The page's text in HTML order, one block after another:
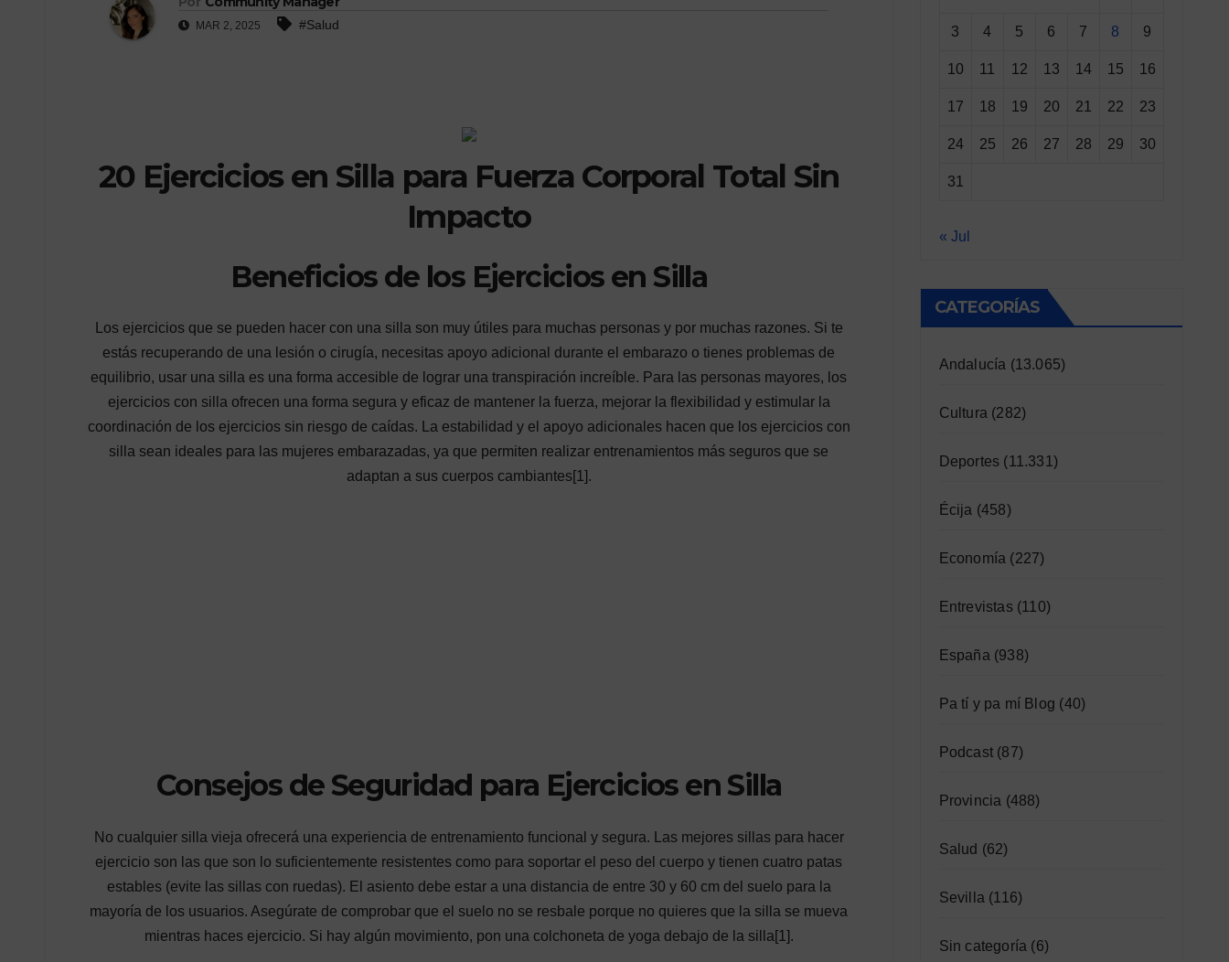
MAR 2, 2025 #Salud
20 Ejercicios en Silla para Fuerza Corporal Total Sin
Impacto
Beneficios de los Ejercicios en Silla
Los ejercicios que se pueden hacer con una silla son muy útiles para muchas personas y por muchas razones. Si te
estás recuperando de una lesión o cirugía, necesitas apoyo adicional durante el embarazo o tienes problemas de
equilibrio, usar una silla es una forma accesible de lograr una transpiración increíble. Para las personas mayores, los
ejercicios con silla ofrecen una forma segura y eficaz de mantener la fuerza, mejorar la flexibilidad y estimular la
coordinación de los ejercicios sin riesgo de caídas. La estabilidad y el apoyo adicionales hacen que los ejercicios con
silla sean ideales para las mujeres embarazadas, ya que permiten realizar entrenamientos más seguros que se
adaptan a sus cuerpos cambiantes[1].
Consejos de Seguridad para Ejercicios en Silla
No cualquier silla vieja ofrecerá una experiencia de entrenamiento funcional y segura. Las mejores sillas para hacer
ejercicio son las que son lo suficientemente resistentes como para soportar el peso del cuerpo y tienen cuatro patas
estables (evite las sillas con ruedas). El asiento debe estar a una distancia de entre 30 y 60 cm del suelo para la
mayoría de los usuarios. Asegúrate de comprobar que el suelo no se resbale porque no quieres que la silla se mueva
mientras haces ejercicio. Si hay algún movimiento, pon una colchoneta de yoga debajo de la silla[1].
3 4 5 6 7 8 9
10 11 12 13 14 15 16
17 18 19 20 21 22 23
24 25 26 27 28 29 30
31
« Jul
CATEGORÍAS
Andalucía (13.065)
Cultura (282)
Deportes (11.331)
Écija (458)
Economía (227)
Entrevistas(110)
España (938)
Pa tí y pa mí Blog (40)
Podcast(87)
Provincia (488)
Salud (62)
Sevilla (116)
Sin categoría (6)